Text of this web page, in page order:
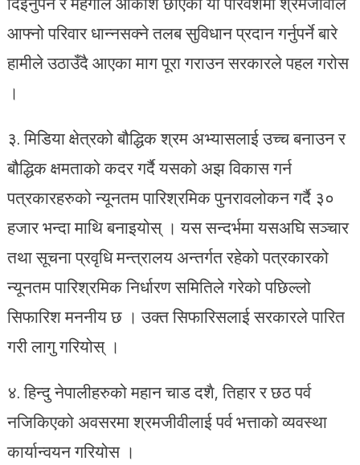
आफ्नो परिवार धान्नसक्ने तलब सुविधान प्रदान गर्नुपर्ने बारे
हामीले उठाउँदै आएका माग पूरा गराउन सरकारले पहल गरोस
।
३. मिडिया क्षेत्रको बौद्धिक श्रम अभ्यासलाई उच्च बनाउन र
बौद्धिक क्षमताको कदर गर्दै यसको अझ विकास गर्न
पत्रकारहरुको न्यूनतम पारिश्रमिक पुनरावलोकन गर्दै ३०
हजार भन्दा माथि बनाइयोस् । यस सन्दर्भमा यसअघि सञ्चार
तथा सूचना प्रवृधि मन्त्रालय अन्तर्गत रहेको पत्रकारको
न्यूनतम पारिश्रमिक निर्धारण समितिले गरेको पछिल्लो
सिफारिश मननीय छ । उक्त सिफारिसलाई सरकारले पारित
गरी लागु गरियोस् ।
४. हिन्दु नेपालीहरुको महान चाड दशै, तिहार र छठ पर्व
नजिकिएको अवसरमा श्रमजीवीलाई पर्व भत्ताको व्यवस्था
कार्यान्वयन गरियोस ।